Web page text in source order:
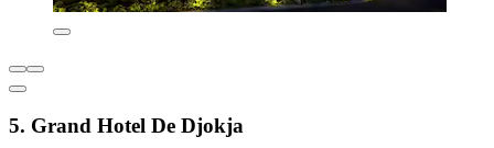
5. Grand Hotel De Djokja